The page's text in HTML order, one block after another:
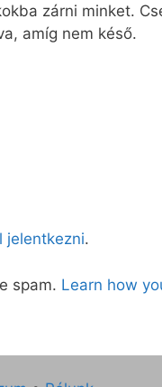
zárni minket.
amíg nem késő.
jelentkezni.
spam. Learn how